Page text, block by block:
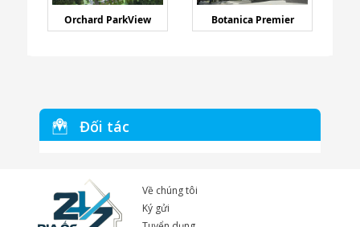
Orchard ParkView Botanica Premier
Đối tác
Về chúng tôi
Ký gửi